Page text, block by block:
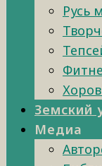
Русь
Земский
Медиа